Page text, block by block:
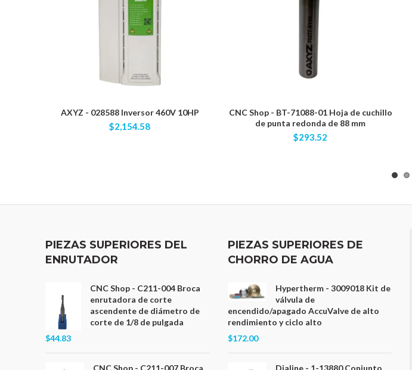
AXYZ - 028588 Inversor 460V 10HP
$2,154.58
CNC Shop - BT-71088-01 Hoja de cuchillo
de punta redonda de 88 mm
$293.52
PIEZAS SUPERIORES DEL
ENRUTADOR
CNC Shop - C211-004 Broca
enrutadora de corte
ascendente de diámetro de
corte de 1/8 de pulgada
$44.83
CNC Shop - C211-007 Broca
PIEZAS SUPERIORES DE
CHORRO DE AGUA
Hypertherm - 3009018 Kit de
válvula de
encendido/apagado AccuValve de alto
rendimiento y ciclo alto
$172.00
Dialine - 1-13880 Conjunto